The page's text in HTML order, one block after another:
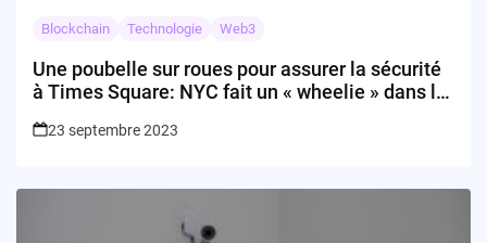
Blockchain Technologie Web3
Une poubelle sur roues pour assurer la sécurité
à Times Square: NYC fait un « wheelie » dans la
23 septembre 2023